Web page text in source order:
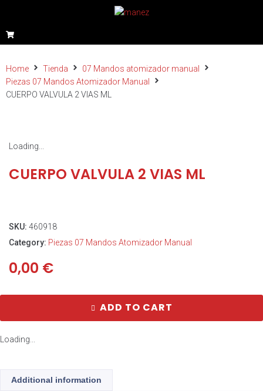
Home Tienda
07 Mandos atomizador manual
Piezas 07 Mandos Atomizador Manual
CUERPO VALVULA 2 VIAS ML
Loading...
CUERPO VALVULA 2 VIAS ML
SKU: 460918
Category: Piezas 07 Mandos Atomizador Manual
0,00 €
ADD TO CART
Loading...
Additional information